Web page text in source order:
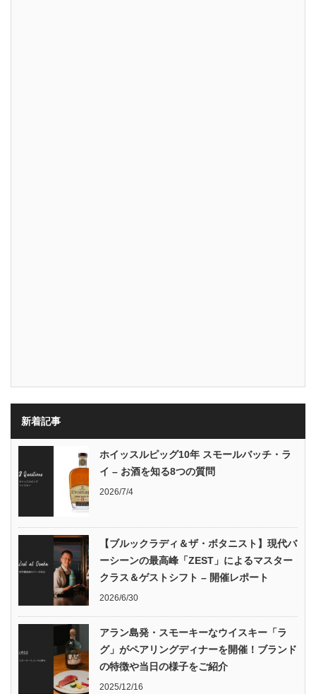
新着記事
ホイッスルピッグ10年 スモールバッチ・ラ
イ – お酒を知る8つの質問
2026/7/4
【ブルックラディ＆ザ・ボタニスト】現代バ
ーシーンの最高峰「ZEST」によるマスター
クラス＆ゲストシフト – 開催レポート
2026/6/30
アラン島発・スモーキーなウイスキー「ラ
グ」がペアリングディナーを開催！ブランド
の特徴や当日の様子をご紹介
2025/12/16